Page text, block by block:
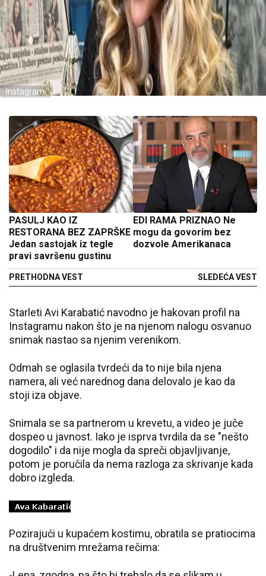
Instagram
PASULJ KAO IZ
RESTORANA BEZ ZAPRŠKE
Jedan sastojak iz tegle
pravi savršenu gustinu
PRETHODNA VEST
EDI RAMA PRIZNAO Ne
mogu da govorim bez
dozvole Amerikanaca
SLEDEĆA VEST
Starleti Avi Karabatić navodno je hakovan profil na
Instagramu nakon što je na njenom nalogu osvanuo
snimak nastao sa njenim verenikom.
Odmah se oglasila tvrdeći da to nije bila njena
namera, ali već narednog dana delovalo je kao da
stoji iza objave.
Snimala se sa partnerom u krevetu, a video je juče
dospeo u javnost. Iako je isprva tvrdila da se "nešto
dogodilo" i da nije mogla da spreči objavljivanje,
potom je poručila da nema razloga za skrivanje kada
dobro izgleda.
Pozirajući u kupaćem kostimu, obratila se pratiocima
na društvenim mrežama rečima: